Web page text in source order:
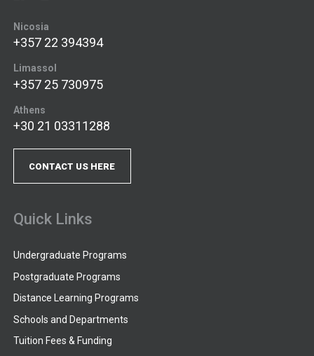
Nicosia
+357 22 394394
Limassol
+357 25 730975
Athens
+30 21 03311288
CONTACT US HERE
Quick Links
Undergraduate Programs
Postgraduate Programs
Distance Learning Programs
Schools and Departments
Tuition Fees & Funding